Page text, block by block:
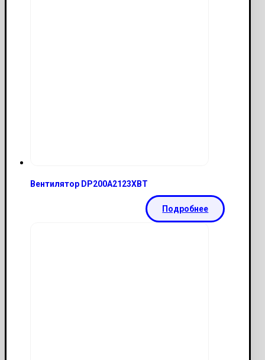
Вентилятор DP200A2123XBT
Подробнее